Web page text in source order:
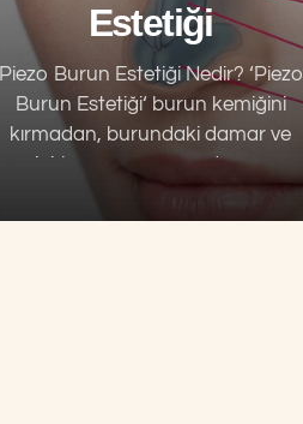
Estetiği
Piezo Burun Estetiği Nedir? ‘Piezo
Burun Estetiği‘ burun kemiğini
kırmadan, burundaki damar ve
sinirlere zarar vermeden ses
dalgaları ile çalışan ve bunun
estetiğinde beklenen estetik